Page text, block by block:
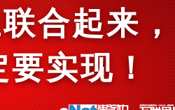
合起来，
实现！